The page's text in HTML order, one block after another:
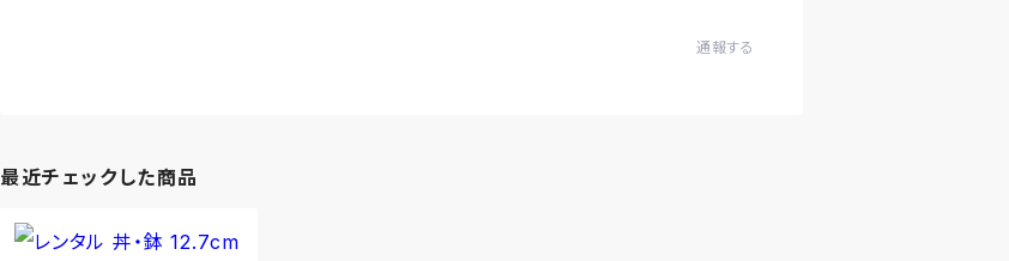
通報する
最近チェックした商品